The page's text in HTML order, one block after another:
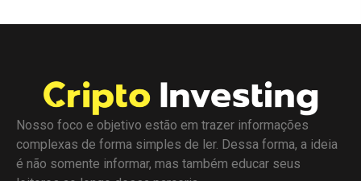
Nosso foco e objetivo estão em trazer informações
complexas de forma simples de ler. Dessa forma, a ideia
é não somente informar, mas também educar seus